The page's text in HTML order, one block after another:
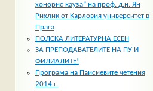
хонорис кауза” на проф. д.н. Ян
Рихлик от Карловия университет в
Прага
ПОЛСКА ЛИТЕРАТУРНА ЕСЕН
ЗА ПРЕПОДАВАТЕЛИТЕ НА ПУ И
ФИЛИАЛИТЕ!
Програма на Паисиевите четения
2014 г.